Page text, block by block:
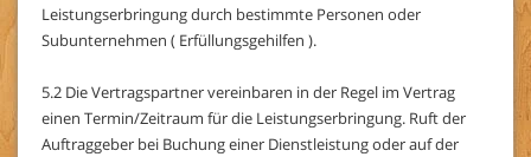
Leistungserbringung durch bestimmte Personen oder
Subunternehmen ( Erfüllungsgehilfen ).
5.2 Die Vertragspartner vereinbaren in der Regel im Vertrag
einen Termin/Zeitraum für die Leistungserbringung. Ruft der
Auftraggeber bei Buchung einer Dienstleistung oder auf der